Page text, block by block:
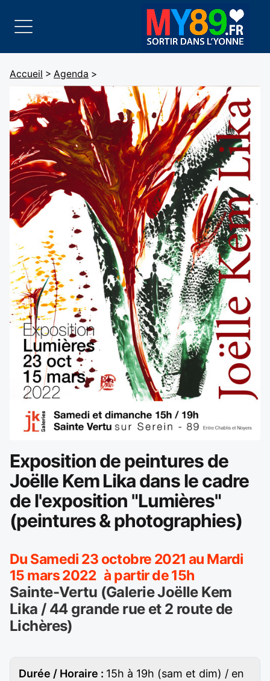
Accueil > Agenda >
Exposition de peintures de
Joëlle Kem Lika dans le cadre
de l'exposition "Lumières"
(peintures & photographies)
Du Samedi 23 octobre 2021 au Mardi
15 mars 2022 à partir de 15h
Sainte-Vertu (Galerie Joëlle Kem
Lika / 44 grande rue et 2 route de
Lichères)
Durée / Horaire : 15h à 19h (sam et dim) / en